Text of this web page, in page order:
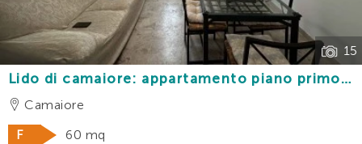
15
Lido di camaiore: appartamento piano primo a
100 mt dal mare
Camaiore
F
60 mq